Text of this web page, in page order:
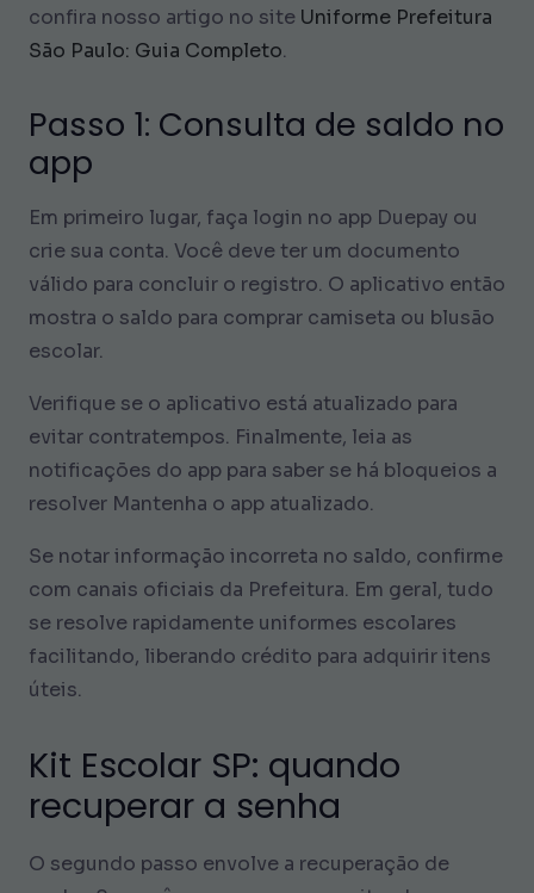
confira nosso artigo no site Uniforme Prefeitura
São Paulo: Guia Completo.
Passo 1: Consulta de saldo no
app
Em primeiro lugar, faça login no app Duepay ou
crie sua conta. Você deve ter um documento
válido para concluir o registro. O aplicativo então
mostra o saldo para comprar camiseta ou blusão
escolar.
Verifique se o aplicativo está atualizado para
evitar contratempos. Finalmente, leia as
notificações do app para saber se há bloqueios a
resolver Mantenha o app atualizado.
Se notar informação incorreta no saldo, confirme
com canais oficiais da Prefeitura. Em geral, tudo
se resolve rapidamente uniformes escolares
facilitando, liberando crédito para adquirir itens
úteis.
Kit Escolar SP: quando
recuperar a senha
O segundo passo envolve a recuperação de